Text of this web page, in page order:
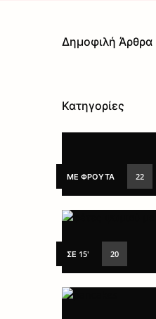
Δημοφιλή Άρθρα
Κατηγορίες
ΜΕ ΦΡΟΎΤΑ 22
ΣΕ 15' 20